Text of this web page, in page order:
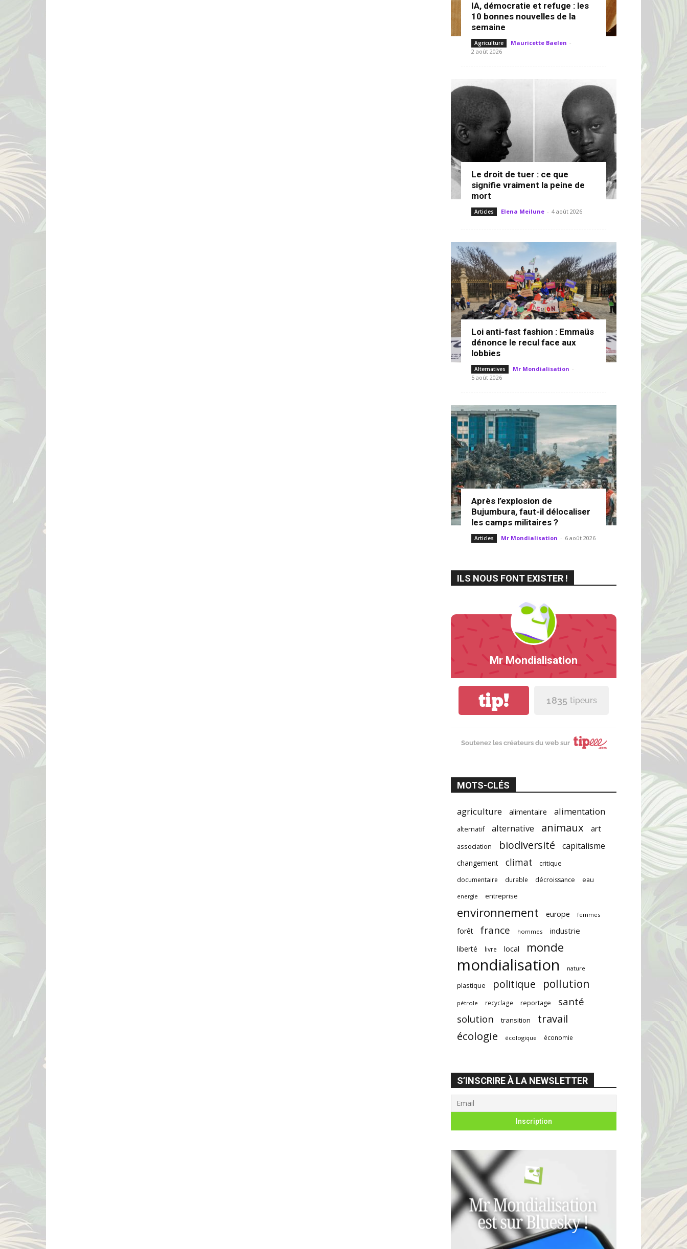
IA, démocratie et refuge : les
10 bonnes nouvelles de la
semaine
Agriculture Mauricette Baelen -
2 août 2026
Le droit de tuer : ce que
signifie vraiment la peine de
mort
Articles Elena Meilune - 4 août 2026
Loi anti-fast fashion : Emmaüs
dénonce le recul face aux
lobbies
Alternatives Mr Mondialisation -
5 août 2026
Après l’explosion de
Bujumbura, faut-il délocaliser
les camps militaires ?
Articles Mr Mondialisation - 6 août 2026
ILS NOUS FONT EXISTER !
Mr Mondialisation
tip! 1 835 tipeurs
Soutenez les créateurs du web sur
MOTS-CLÉS
agriculture alimentaire alimentation
alternatif alternative animaux art
association biodiversité capitalisme
changement climat
critique
documentaire
durable décroissance eau
energie entreprise
environnement europe femmes
forêt france hommes industrie
liberté livre local monde
mondialisation nature
plastique politique pollution
pétrole recyclage reportage
santé
solution
transition
travail
écologie
écologique économie
S’INSCRIRE À LA NEWSLETTER